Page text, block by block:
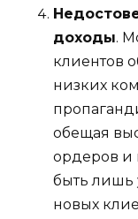
доходы.
клиентов
низких
обещая
ордеров и
быть лишь
новых